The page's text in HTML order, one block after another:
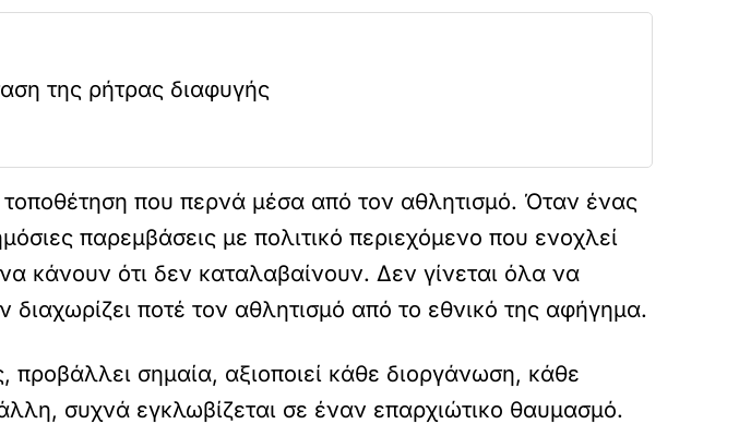
της ρήτρας διαφυγής
τοποθέτηση που περνά μέσα από τον αθλητισμό. Όταν ένας
παρεμβάσεις με πολιτικό περιεχόμενο που ενοχλεί
κάνουν ότι δεν καταλαβαίνουν. Δεν γίνεται όλα να
ποτέ τον αθλητισμό από το εθνικό της αφήγημα.
προβάλλει σημαία, αξιοποιεί κάθε διοργάνωση, κάθε
συχνά εγκλωβίζεται σε έναν επαρχιώτικο θαυμασμό.